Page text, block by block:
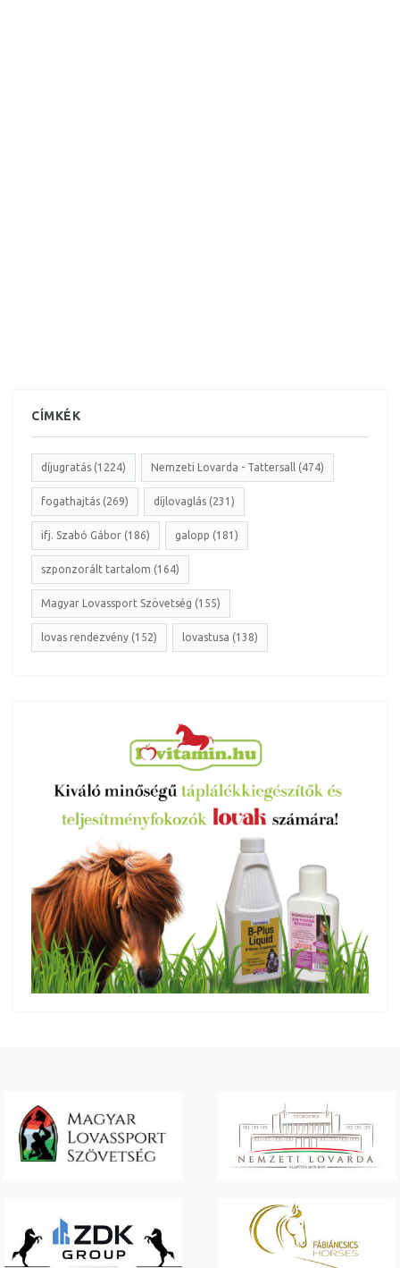
CÍMKÉK
díjugratás (1224) Nemzeti Lovarda - Tattersall (474)
fogathajtás (269) díjlovaglás (231)
ifj. Szabó Gábor (186) galopp (181)
szponzorált tartalom (164)
Magyar Lovassport Szövetség (155)
lovas rendezvény (152) lovastusa (138)